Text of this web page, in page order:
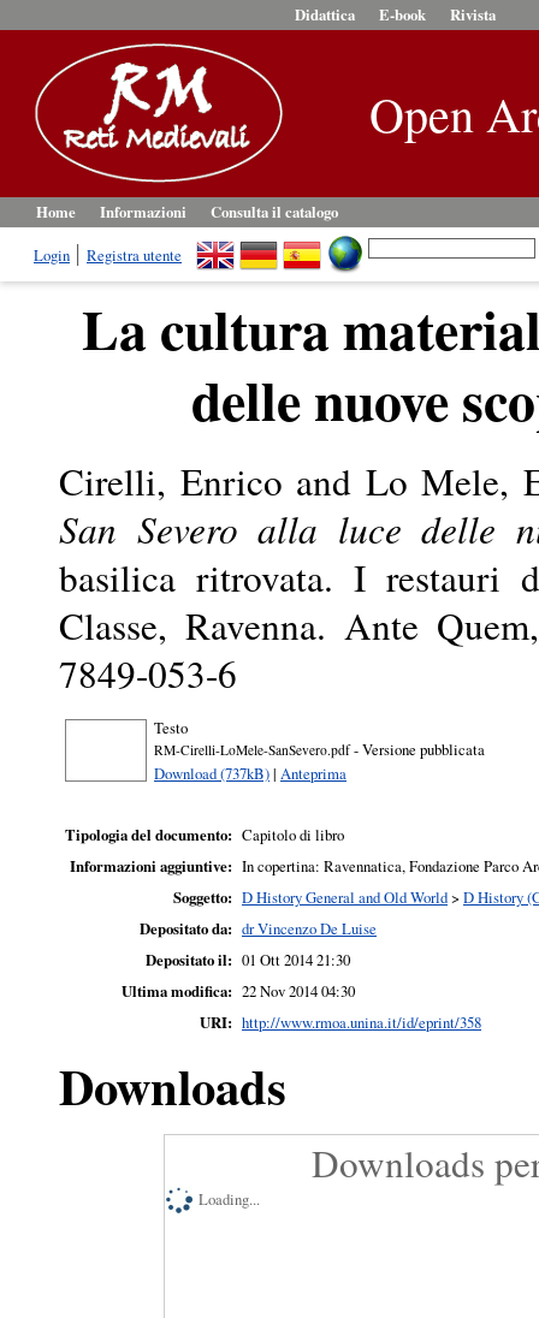
Didattica E-book Rivista
Open
Home Informazioni
Consulta il catalogo
Login
Registra utente
La cultura
delle nuove
Cirelli, Enrico and Lo Mele,
San Severo alla luce delle
basilica ritrovata. I restauri
Classe, Ravenna. Ante
7849-053-6
Testo
RM-Cirelli-LoMele-SanSevero.pdf- Versione pubblicata
Download (737kB)| Anteprima
Tipologia del documento: Capitolo di libro
Informazioni aggiuntive: In copertina: Ravennatica, Fondazione Parco
Soggetto: D History General and Old World> D History
Depositato da: dr Vincenzo De Luise
Depositato il: 01 Ott 2014 21:30
Ultima modifica: 22 Nov 2014 04:30
URI: http://www.rmoa.unina.it/id/eprint/358
Downloads
Downloads
Loading...